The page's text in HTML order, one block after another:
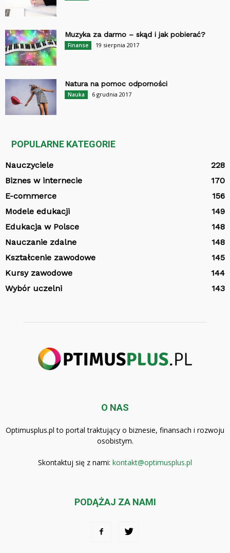
Muzyka za darmo – skąd i jak pobierać?
Finanse 19 sierpnia 2017
Natura na pomoc odporności
Nauka 6 grudnia 2017
POPULARNE KATEGORIE
Nauczyciele
228
Biznes w internecie
170
E-commerce
156
Modele edukacji
149
Edukacja w Polsce
148
Nauczanie zdalne
148
Kształcenie zawodowe
145
Kursy zawodowe
144
Wybór uczelni
143
O NAS
Optimusplus.pl to portal traktujący o biznesie, finansach i rozwoju
osobistym.
Skontaktuj się z nami: kontakt@optimusplus.pl
PODĄŻAJ ZA NAMI